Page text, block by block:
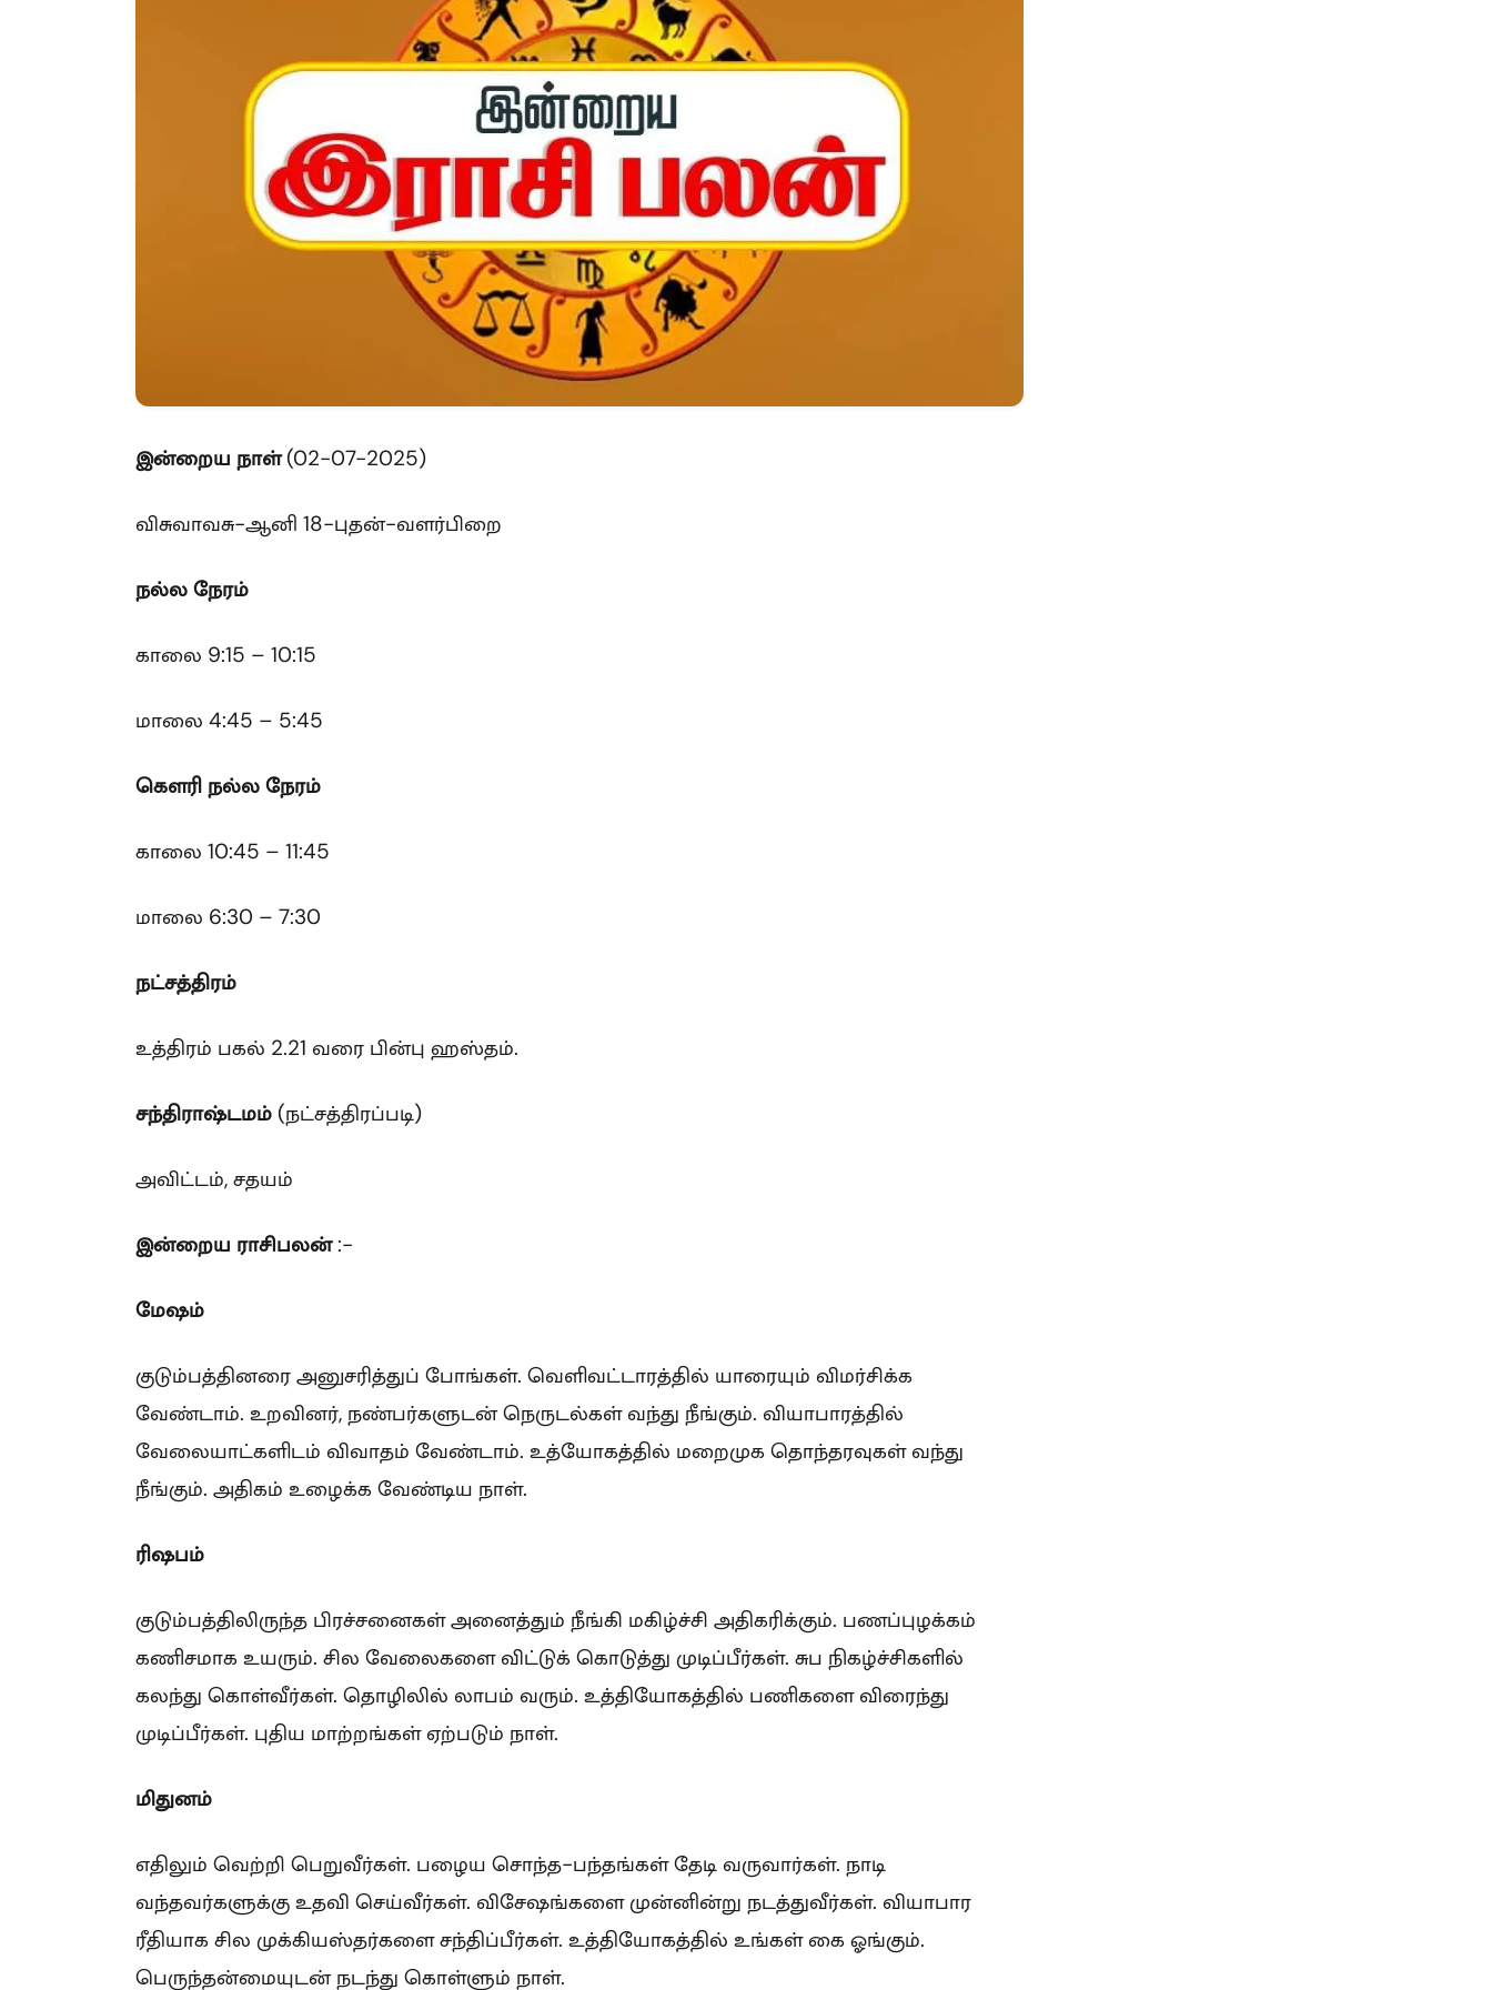
இன்றைய நாள்(02-07-2025)
விசுவாவசு-ஆனி 18-புதன்-வளர்பிறை
நல்ல நேரம்
காலை 9:15 – 10:15
மாலை 4:45 – 5:45
கௌரி நல்ல நேரம்
காலை 10:45 – 11:45
மாலை 6:30 – 7:30
நட்சத்திரம்
உத்திரம் பகல் 2.21 வரை பின்பு ஹஸ்தம்.
சந்திராஷ்டமம் (நட்சத்திரப்படி)
அவிட்டம், சதயம்
இன்றைய ராசிபலன்:-
மேஷம்
குடும்பத்தினரை அனுசரித்துப் போங்கள். வெளிவட்டாரத்தில் யாரையும் விமர்சிக்க
வேண்டாம். உறவினர், நண்பர்களுடன் நெருடல்கள் வந்து நீங்கும். வியாபாரத்தில்
வேலையாட்களிடம் விவாதம் வேண்டாம். உத்யோகத்தில் மறைமுக தொந்தரவுகள் வந்து
நீங்கும். அதிகம் உழைக்க வேண்டிய நாள்.
ரிஷபம்
குடும்பத்திலிருந்த பிரச்சனைகள் அனைத்தும் நீங்கி மகிழ்ச்சி அதிகரிக்கும். பணப்புழக்கம்
கணிசமாக உயரும். சில வேலைகளை விட்டுக் கொடுத்து முடிப்பீர்கள். சுப நிகழ்ச்சிகளில்
கலந்து கொள்வீர்கள். தொழிலில் லாபம் வரும். உத்தியோகத்தில் பணிகளை விரைந்து
முடிப்பீர்கள். புதிய மாற்றங்கள் ஏற்படும் நாள்.
மிதுனம்
எதிலும் வெற்றி பெறுவீர்கள். பழைய சொந்த-பந்தங்கள் தேடி வருவார்கள். நாடி
வந்தவர்களுக்கு உதவி செய்வீர்கள். விசேஷங்களை முன்னின்று நடத்துவீர்கள். வியாபார
ரீதியாக சில முக்கியஸ்தர்களை சந்திப்பீர்கள். உத்தியோகத்தில் உங்கள் கை ஓங்கும்.
பெருந்தன்மையுடன் நடந்து கொள்ளும் நாள்.